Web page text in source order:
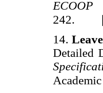
242.
14.
Detailed